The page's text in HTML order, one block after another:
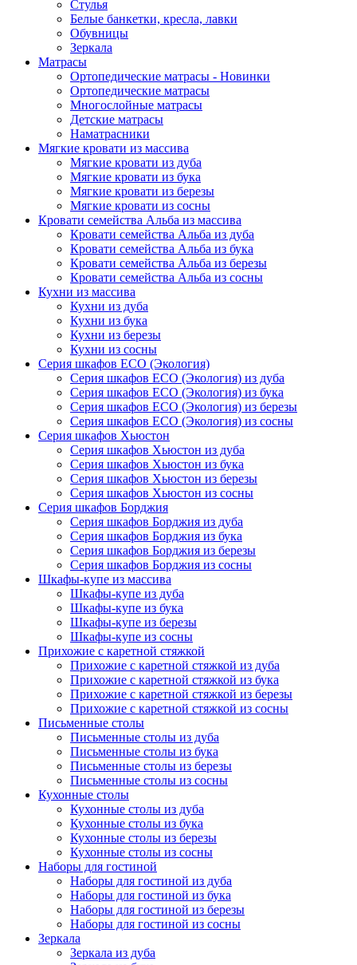
Стулья
Белые банкетки, кресла, лавки
Обувницы
Зеркала
Матрасы
Ортопедические матрасы - Новинки
Ортопедические матрасы
Многослойные матрасы
Детские матрасы
Наматрасники
Мягкие кровати из массива
Мягкие кровати из дуба
Мягкие кровати из бука
Мягкие кровати из березы
Мягкие кровати из сосны
Кровати семейства Альба из массива
Кровати семейства Альба из дуба
Кровати семейства Альба из бука
Кровати семейства Альба из березы
Кровати семейства Альба из сосны
Кухни из массива
Кухни из дуба
Кухни из бука
Кухни из березы
Кухни из сосны
Серия шкафов ECO (Экология)
Серия шкафов ECO (Экология) из дуба
Серия шкафов ECO (Экология) из бука
Серия шкафов ECO (Экология) из березы
Серия шкафов ECO (Экология) из сосны
Серия шкафов Хьюстон
Серия шкафов Хьюстон из дуба
Серия шкафов Хьюстон из бука
Серия шкафов Хьюстон из березы
Серия шкафов Хьюстон из сосны
Серия шкафов Борджия
Серия шкафов Борджия из дуба
Серия шкафов Борджия из бука
Серия шкафов Борджия из березы
Серия шкафов Борджия из сосны
Шкафы-купе из массива
Шкафы-купе из дуба
Шкафы-купе из бука
Шкафы-купе из березы
Шкафы-купе из сосны
Прихожие с каретной стяжкой
Прихожие с каретной стяжкой из дуба
Прихожие с каретной стяжкой из бука
Прихожие с каретной стяжкой из березы
Прихожие с каретной стяжкой из сосны
Письменные столы
Письменные столы из дуба
Письменные столы из бука
Письменные столы из березы
Письменные столы из сосны
Кухонные столы
Кухонные столы из дуба
Кухонные столы из бука
Кухонные столы из березы
Кухонные столы из сосны
Наборы для гостиной
Наборы для гостиной из дуба
Наборы для гостиной из бука
Наборы для гостиной из березы
Наборы для гостиной из сосны
Зеркала
Зеркала из дуба